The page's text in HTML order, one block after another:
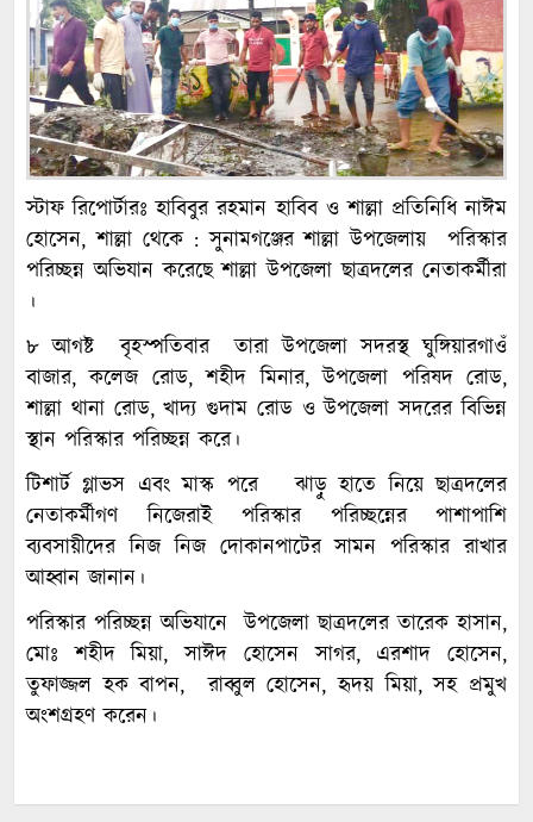
স্টাফ রিপোর্টারঃ হাবিবুর রহমান হাবিব ও শাল্লা প্রতিনিধি নাঈম
হোসেন, শাল্লা থেকে : সুনামগঞ্জের শাল্লা উপজেলায় পরিস্কার
পরিচ্ছন্ন অভিযান করেছে শাল্লা উপজেলা ছাত্রদলের নেতাকর্মীরা
।
৮ আগষ্ট বৃহস্পতিবার তারা উপজেলা সদরস্থ ঘুঙ্গিয়ারগাওঁ
বাজার, কলেজ রোড, শহীদ মিনার, উপজেলা পরিষদ রোড,
শাল্লা থানা রোড, খাদ্য গুদাম রোড ও উপজেলা সদরের বিভিন্ন
স্থান পরিস্কার পরিচ্ছন্ন করে।
টিশার্ট গ্লাভস এবং মাস্ক পরে ঝাড়ু হাতে নিয়ে ছাত্রদলের
নেতাকর্মীগণ নিজেরাই পরিস্কার পরিচ্ছন্নের পাশাপাশি
ব্যবসায়ীদের নিজ নিজ দোকানপাটের সামন পরিস্কার রাখার
আহ্বান জানান।
পরিস্কার পরিচ্ছন্ন অভিযানে উপজেলা ছাত্রদলের তারেক হাসান,
মোঃ শহীদ মিয়া, সাঈদ হোসেন সাগর, এরশাদ হোসেন,
তুফাজ্জল হক বাপন, রাব্বুল হোসেন, হৃদয় মিয়া, সহ প্রমুখ
অংশগ্রহণ করেন।